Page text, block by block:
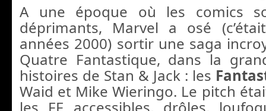
A une époque où les comics
déprimants, Marvel a osé
années 2000) sortir une saga
Quatre Fantastique, dans la
histoires de Stan & Jack : les
Waid et Mike Wieringo. Le pitch
les FF accessibles, drôles,